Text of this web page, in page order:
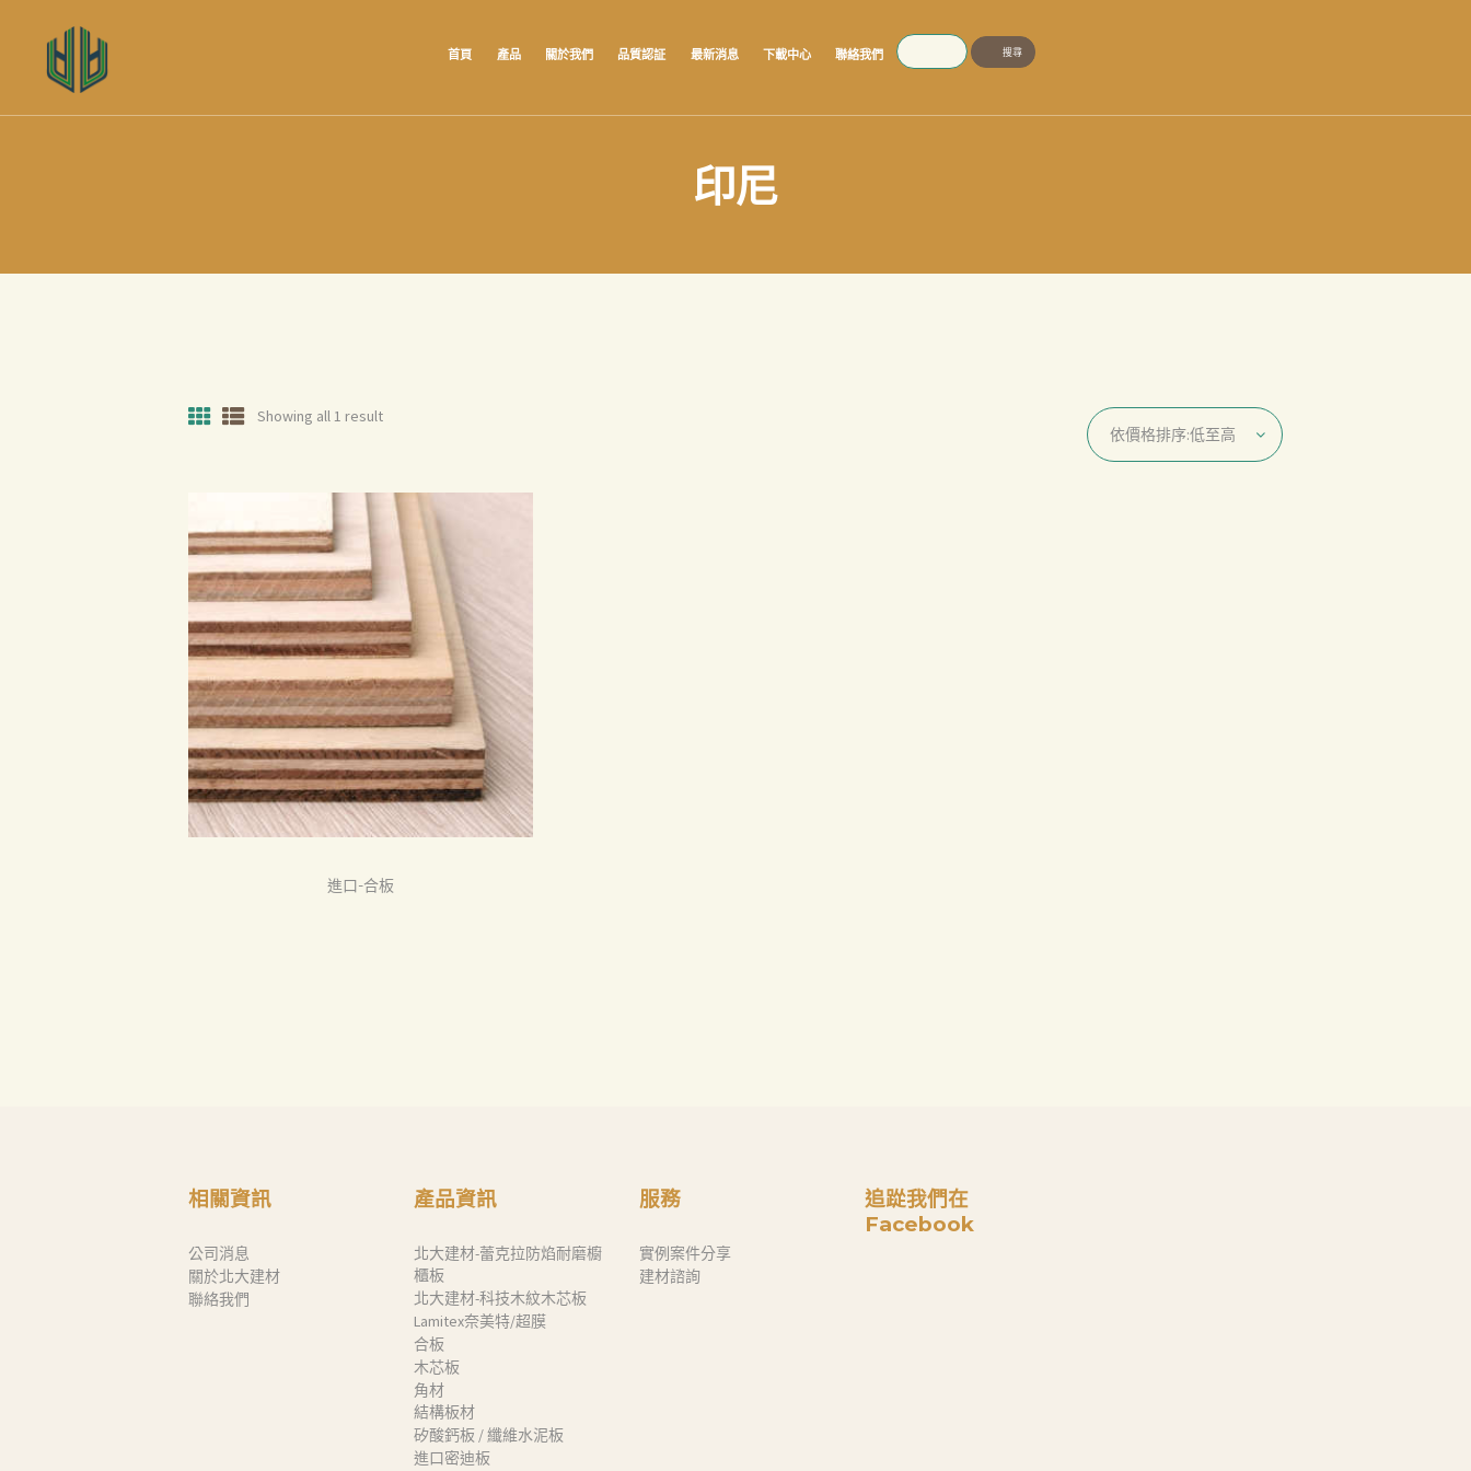
首頁 產品 關於我們 品質認証 最新消息 下載中心 聯絡我們
SEARCH
印尼
Showing all 1 result
進口-合板
相關資訊
公司消息
關於北大建材
聯絡我們
產品資訊
北大建材-蕾克拉防焰耐磨櫥
櫃板
北大建材-科技木紋木芯板
Lamitex奈美特/超膜
合板
木芯板
角材
結構板材
矽酸鈣板 / 纖維水泥板
進口密迪板
服務
實例案件分享
建材諮詢
追踨我們在
Facebook